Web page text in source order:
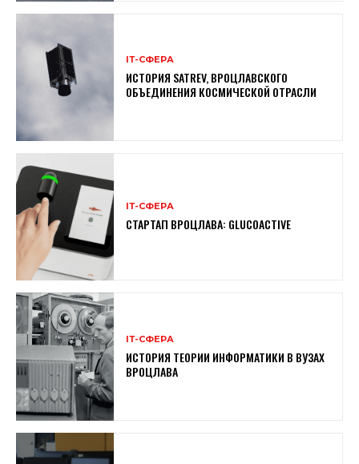
ІТ-СФЕРА
ИСТОРИЯ SATREV, ВРОЦЛАВСКОГО
ОБЪЕДИНЕНИЯ КОСМИЧЕСКОЙ ОТРАСЛИ
ІТ-СФЕРА
СТАРТАП ВРОЦЛАВА: GLUCOACTIVE
ІТ-СФЕРА
ИСТОРИЯ ТЕОРИИ ИНФОРМАТИКИ В ВУЗАХ
ВРОЦЛАВА